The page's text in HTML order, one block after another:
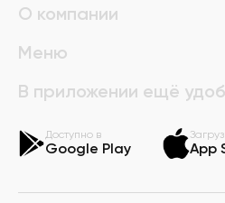
О компании
Меню
В приложении ещё
Доступно в
Google Play App